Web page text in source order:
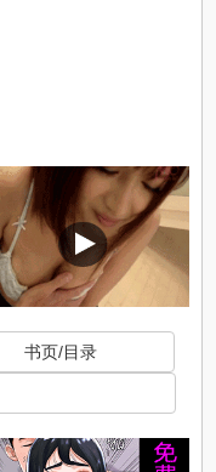
书页/目录